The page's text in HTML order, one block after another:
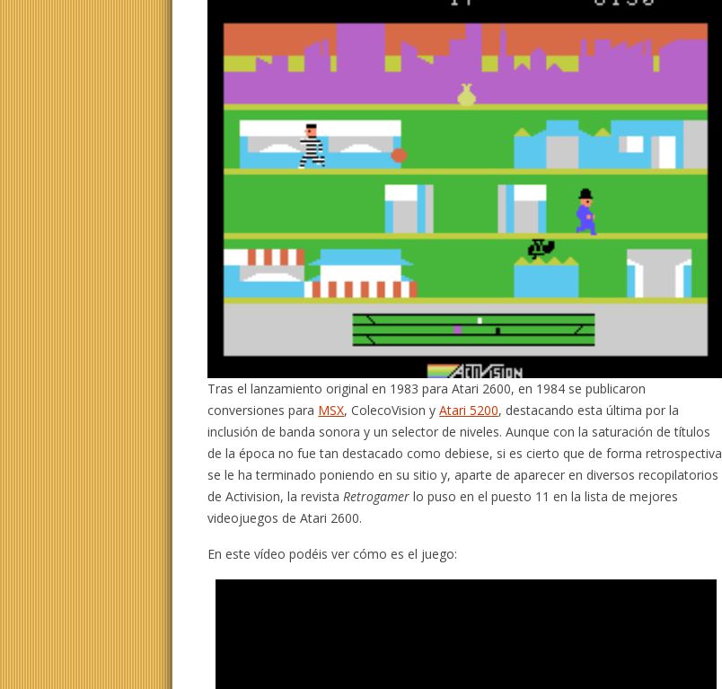
Tras el lanzamiento original en 1983 para Atari 2600, en 1984 se publicaron
conversiones para MSX, ColecoVision yAtari 5200, destacando esta última por la
inclusión de banda sonora y un selector de niveles. Aunque con la saturación de títulos
de la época no fue tan destacado como debiese, si es cierto que de forma retrospectiva
se le ha terminado poniendo en su sitio y, aparte de aparecer en diversos recopilatorios
de Activision, la revista Retrogamer lo puso en el puesto 11 en la lista de mejores
videojuegos de Atari 2600.
En este vídeo podéis ver cómo es el juego: